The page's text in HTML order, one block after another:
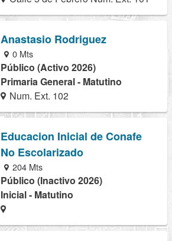
Anastasio Rodriguez
0 Mts
Público (Activo 2026)
Primaria General - Matutino
Num. Ext. 102
Educacion Inicial de Conafe
No Escolarizado
204 Mts
Público (Inactivo 2026)
Inicial - Matutino